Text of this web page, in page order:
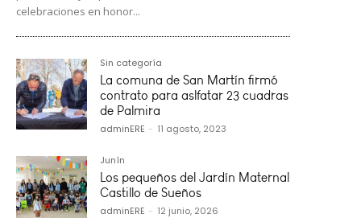
celebraciones en honor...
Sin categoría
La comuna de San Martín firmó
contrato para aslfatar 23 cuadras
de Palmira
adminERE - 11 agosto, 2023
Junín
Los pequeños del Jardín Maternal
Castillo de Sueños
adminERE - 12 junio, 2026